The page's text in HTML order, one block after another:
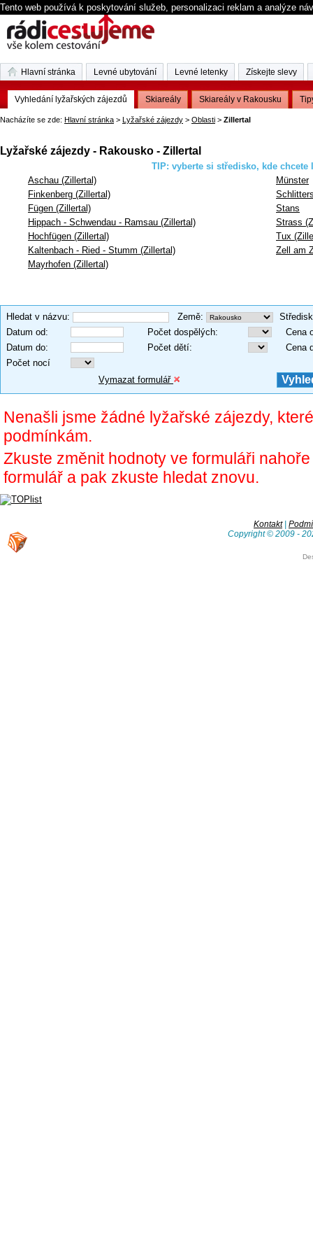
Tento web používá k poskytování služeb, personalizaci reklam a analýze
Nacházíte se zde: Hlavní stránka > Lyžařské zájezdy > Oblasti > Zillertal
Lyžařské zájezdy - Rakousko - Zillertal
TIP: vyberte si středisko, kde chcete
Aschau (Zillertal)
Finkenberg (Zillertal)
Fügen (Zillertal)
Hippach - Schwendau - Ramsau (Zillertal)
Hochfügen (Zillertal)
Kaltenbach - Ried - Stumm (Zillertal)
Mayrhofen (Zillertal)
Münster
Stans
Strass
Tux
Zell am
Hledat v názvu: Země:
Datum od: Počet dospělých:
Cena
Datum do: Počet dětí:
Cena
Počet nocí
Vymazat formulář
Nenašli jsme žádné lyžařské zájezdy,
podmínkám.
Zkuste změnit hodnoty ve formuláři
formulář a pak zkuste hledat znovu.
Kontakt|
Copyright © 2009 -
Hlavní stránka Levné ubytování Levné letenky Získejte slevy
Vyhledání lyžařských zájezdů Skiareály Skiareály v Rakousku